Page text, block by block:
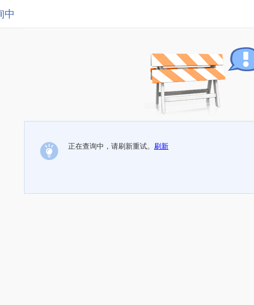
中
正在查询中，请刷新重试。 刷新